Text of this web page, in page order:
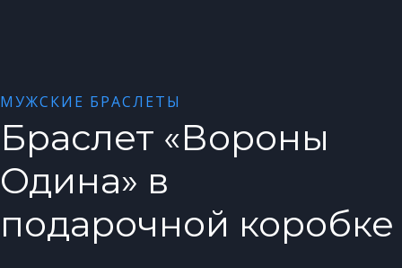
МУЖСКИЕ БРАСЛЕТЫ
Браслет «Вороны
Одина» в
подарочной коробке